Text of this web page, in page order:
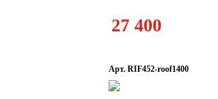
27 400
Арт. RIF452-roof1400